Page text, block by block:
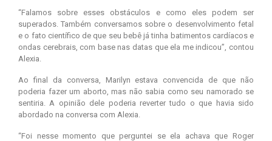
“Falamos sobre esses obstáculos e como eles podem ser
superados. Também conversamos sobre o desenvolvimento fetal
e o fato científico de que seu bebê já tinha batimentos cardíacos e
ondas cerebrais, com base nas datas que ela me indicou”, contou
Alexia.
Ao final da conversa, Marilyn estava convencida de que não
poderia fazer um aborto, mas não sabia como seu namorado se
sentiria. A opinião dele poderia reverter tudo o que havia sido
abordado na conversa com Alexia.
“Foi nesse momento que perguntei se ela achava que Roger